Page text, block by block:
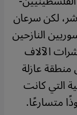
لكن سرعان
النازحين
الآلاف
عازلة
التي كانت
متسارعًا.